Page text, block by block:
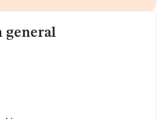
general
y registral complementaria.